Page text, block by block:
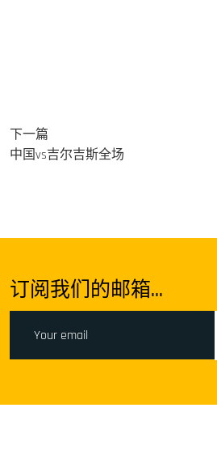
下一篇
中国vs吉尔吉斯全场
订阅我们的邮箱...